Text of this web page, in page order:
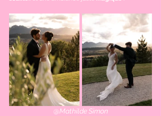
@Mathilde Simon